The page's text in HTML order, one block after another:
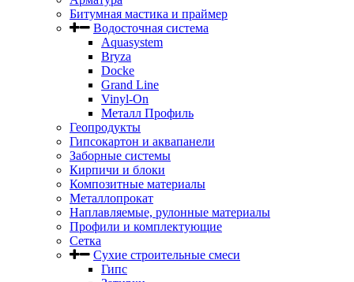
Битумная мастика и праймер
Водосточная система
Aquasystem
Bryza
Docke
Grand Line
Vinyl-On
Металл Профиль
Геопродукты
Гипсокартон и аквапанели
Заборные системы
Кирпичи и блоки
Композитные материалы
Металлопрокат
Наплавляемые, рулонные материалы
Профили и комплектующие
Сетка
Сухие строительные смеси
Гипс